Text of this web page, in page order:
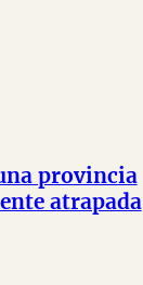
provincia
atrapada